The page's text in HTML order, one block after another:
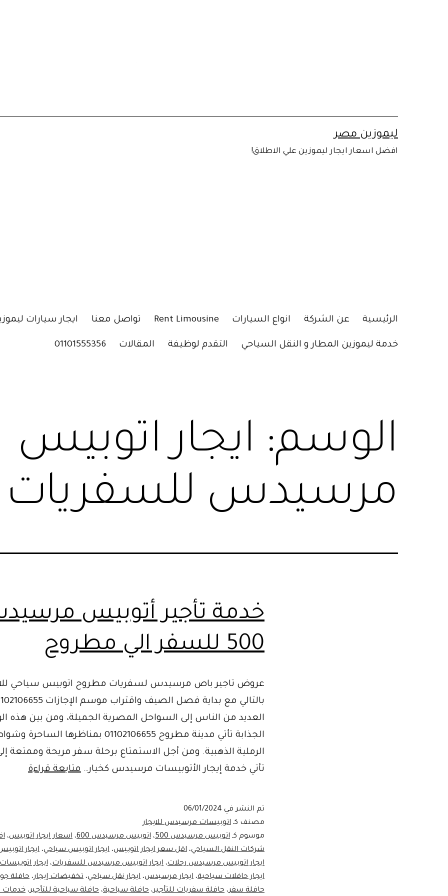
ليموزين مصر
افضل اسعار ايجار ليموزين علي الاطلاق!
الرئيسية عن الشركة انواع السيارات Rent Limousine تواصل معنا ايجار سيارات
خدمة ليموزين المطار و النقل السياحي التقدم لوظيفة المقالات 01101555356
الوسم: ايجار اتوبيس
مرسيدس للسفريات
خدمة تأجير أتوبيس
500 للسفر الي مطروح
عروض تاجير باص مرسيدس لسفريات مطروح اتوبيس سياحي
العديد من الناس إلى السواحل المصرية الجميلة، ومن بين هذه
الجذابة تأتي مدينة مطروح 01102106655 بمناظرها
الرملية الذهبية. ومن أجل الاستمتاع برحلة سفر مريحة وممتعة
تأتي خدمة إيجار الأتوبيسات مرسيدس كخيار… متابعة قراءة
500
للسفر
الي
تم النشر في 06/01/2024
مصنف كـ اتوبيسات مرسيدس للايجار
موسوم كـ اتوبيس مرسيدس 500 ، اتوبيس مرسيدس 600 ، اسعار ايجار اتوبيس،
شركات النقل السياحي، اقل سعر ايجار اتوبيس، ايجار اتوبيس سياحي، ايجار
ايجار اتوبيس مرسيدس رحلات، ايجار اتوبيس مرسيدس للسفريات، ايجار
ايجار حافلات سياحية، ايجار مرسيدس، ايجار نقل سياحي، تخفيضات إيجار، حافلة
حافلة سفر، حافلة سفريات للتأجير، حافلة سياحية، حافلة سياحية للتأجير، خدمات